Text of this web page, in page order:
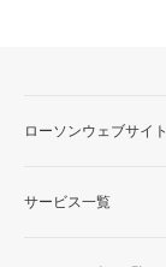
ローソンウェブサイト
サービス一覧